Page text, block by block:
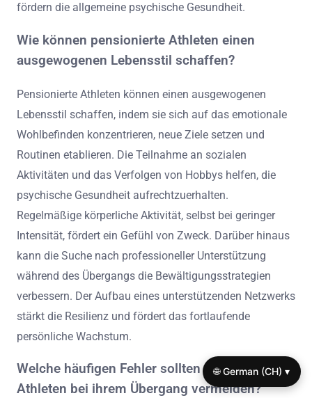
fördern die allgemeine psychische Gesundheit.
Wie können pensionierte Athleten einen
ausgewogenen Lebensstil schaffen?
Pensionierte Athleten können einen ausgewogenen
Lebensstil schaffen, indem sie sich auf das emotionale
Wohlbefinden konzentrieren, neue Ziele setzen und
Routinen etablieren. Die Teilnahme an sozialen
Aktivitäten und das Verfolgen von Hobbys helfen, die
psychische Gesundheit aufrechtzuerhalten.
Regelmäßige körperliche Aktivität, selbst bei geringer
Intensität, fördert ein Gefühl von Zweck. Darüber hinaus
kann die Suche nach professioneller Unterstützung
während des Übergangs die Bewältigungsstrategien
verbessern. Der Aufbau eines unterstützenden Netzwerks
stärkt die Resilienz und fördert das fortlaufende
persönliche Wachstum.
Welche häufigen Fehler sollten pensionierte
Athleten bei ihrem Übergang vermeiden?
🌐 German (CH) ▾